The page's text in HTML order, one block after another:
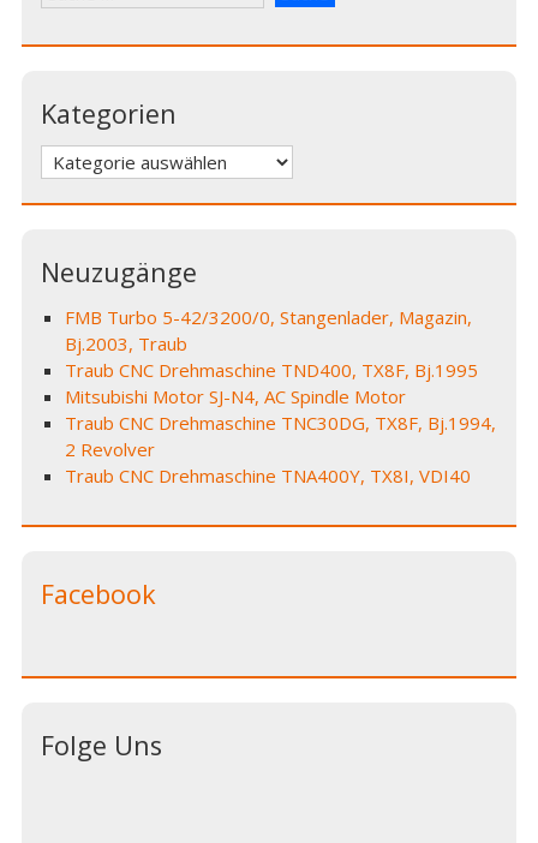
Kategorien
Kategorien
Neuzugänge
FMB Turbo 5-42/3200/0, Stangenlader, Magazin,
Bj.2003, Traub
Traub CNC Drehmaschine TND400, TX8F, Bj.1995
Mitsubishi Motor SJ-N4, AC Spindle Motor
Traub CNC Drehmaschine TNC30DG, TX8F, Bj.1994,
2 Revolver
Traub CNC Drehmaschine TNA400Y, TX8I, VDI40
Facebook
Folge Uns